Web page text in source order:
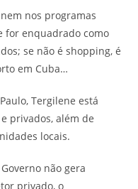
nos programas
for enquadrado como
se não é shopping, é
em Cuba…
Tergilene está
privados, além de
locais.
não gera
privado, o